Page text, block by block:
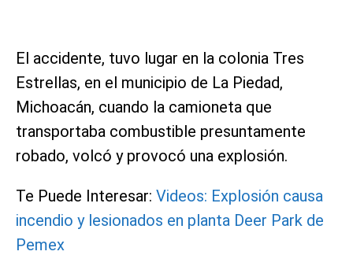
El accidente, tuvo lugar en la colonia Tres
Estrellas, en el municipio de La Piedad,
Michoacán, cuando la camioneta que
transportaba combustible presuntamente
robado, volcó y provocó una explosión.
Te Puede Interesar: Videos: Explosión causa
incendio y lesionados en planta Deer Park de
Pemex